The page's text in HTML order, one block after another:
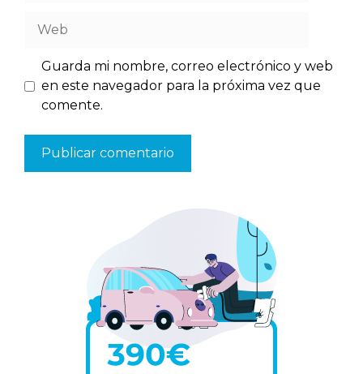
Guarda mi nombre, correo electrónico y web
en este navegador para la próxima vez que
comente.